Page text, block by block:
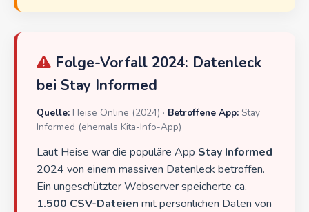
Folge-Vorfall 2024: Datenleck
bei Stay Informed
Quelle: Heise Online (2024) · Betroffene App: Stay
Informed (ehemals Kita-Info-App)
Laut Heise war die populäre App Stay Informed
2024 von einem massiven Datenleck betroffen.
Ein ungeschützter Webserver speicherte ca.
1.500 CSV-Dateien mit persönlichen Daten von